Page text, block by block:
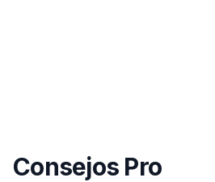
Consejos Pro